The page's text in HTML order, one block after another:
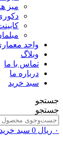
میز
واحد
وبلاگ
تماس با ما
درباره ما
سبد خرید
جستجو
جستجو
۰ ریال 0 سبد خرید